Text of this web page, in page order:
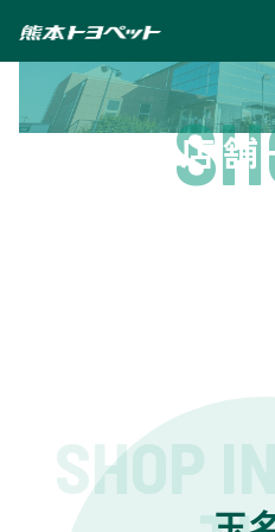
店
SHOP